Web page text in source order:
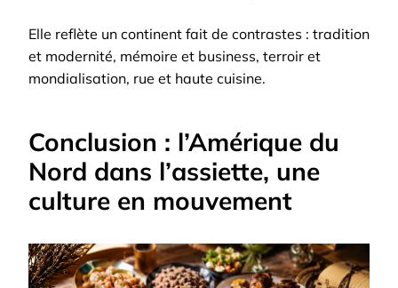
Elle reflète un continent fait de contrastes : tradition
et modernité, mémoire et business, terroir et
mondialisation, rue et haute cuisine.
Conclusion : l’Amérique du
Nord dans l’assiette, une
culture en mouvement